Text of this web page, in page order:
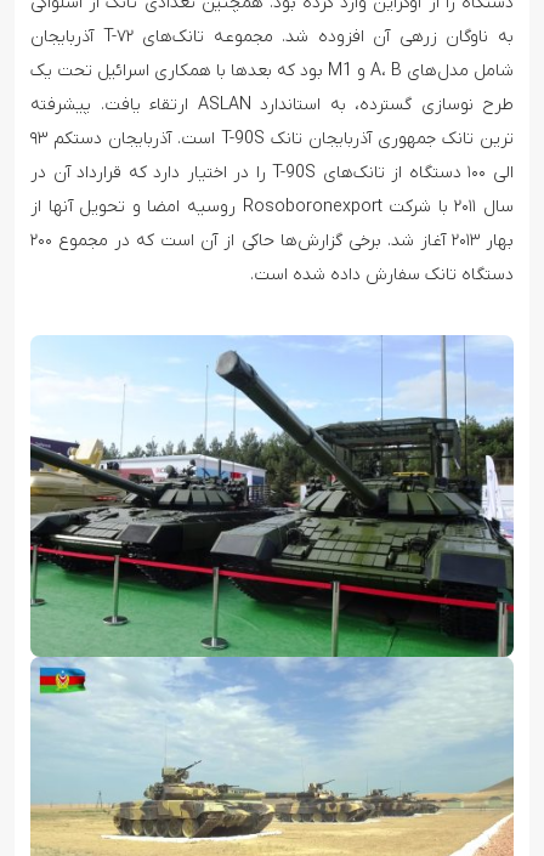
به ناوگان زرهی آن افزوده شد. مجموعه تانک‌های T-۷۲ آذربایجان
شامل مدل‌های A، B و M1 بود که بعدها با همکاری اسرائیل تحت یک
طرح نوسازی گسترده، به استاندارد ASLAN ارتقاء یافت. پیشرفته
ترین تانک جمهوری آذربایجان تانک T-90S است. آذربایجان دستکم ۹۳
الی ۱۰۰ دستگاه از تانک‌های T-90S را در اختیار دارد که قرارداد آن در
سال ۲۰۱۱ با شرکت Rosoboronexport روسیه امضا و تحویل آنها از
بهار ۲۰۱۳ آغاز شد. برخی گزارش‌ها حاکی از آن است که در مجموع ۲۰۰
دستگاه تانک سفارش داده شده است.